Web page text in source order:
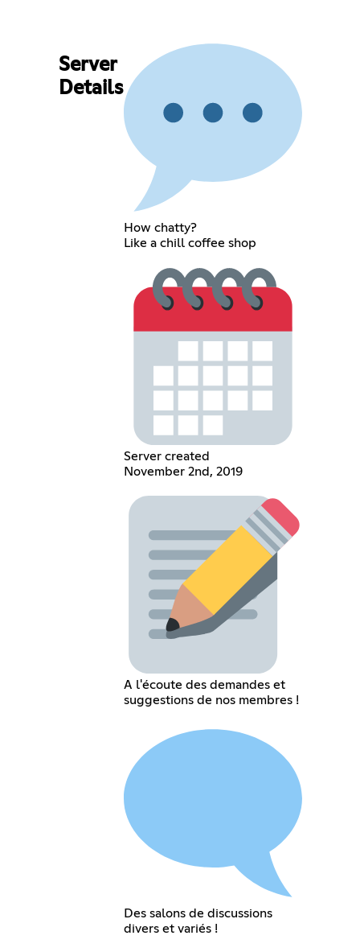
Server
Details
How chatty?
Like a chill coffee shop
Server created
November 2nd, 2019
A l'écoute des demandes et
suggestions de nos membres !
Des salons de discussions
divers et variés !